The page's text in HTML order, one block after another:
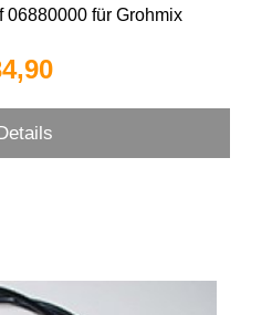
06880000 für Grohmix
